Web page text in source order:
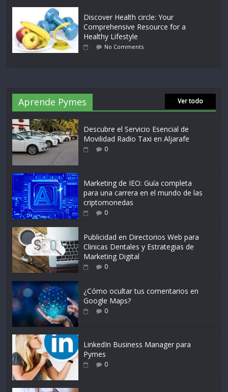
Discover Health circle: Your
Comprehensive Resource for a
Healthy Lifestyle
No Comments
Aprende Pymes Ver todo
Descubre el Servicio Esencial de
Movilidad Radio Taxi en Aljarafe
0
Marketing de IEO: Guía completa
para una carrera en el mundo de las
criptomonedas
0
Publicidad en Directorios Web para
Clinicas Dentales y Estrategias de
Marketing Digital
0
¿Cómo ocultar tus comentarios en
Google Maps?
0
LinkedIn Business Manager para
Pymes
0